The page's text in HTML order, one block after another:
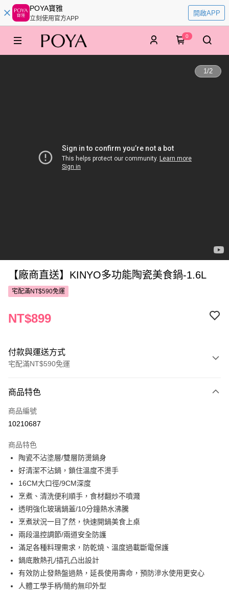
POYA寶雅
立刻使用官方APP
開啟APP
0
1/2
【廠商直送】KINYO多功能陶瓷美食鍋-1.6L
宅配滿NT$590免運
NT$899
付款與運送方式
宅配滿NT$590免運
POYA支付
信用卡一次付款
Apple Pay
街口支付
悠遊付
Google Pay
AFTEE先享後付
相關說明
【關於「AFTEE先享後付」】
AFTEE先享後付是「在收到商品之後才付款」的支付方式。 讓您購物簡單
便利好安心！
１．簡單：不需註冊會員、不需綁卡、不需儲值。
運送方式
宅配(廠商直送🚚)
商品特色
商品編號
10210687
商品特色
陶瓷不沾塗層/雙層防燙鍋身
好清潔不沾鍋，鎖住溫度不燙手
16CM大口徑/9CM深度
烹煮、清洗便利順手，食材翻炒不噴濺
透明強化玻璃鍋蓋/10分鐘熱水沸騰
烹煮狀況一目了然，快速開鍋美食上桌
兩段溫控調節/兩道安全防護
滿足各種料理需求，防乾燒、溫度過載斷電保護
鍋底散熱孔/插孔凸出設計
有效防止發熱盤過熱，延長使用壽命，預防滲水使用更安心
人體工學手柄/簡約無印外型